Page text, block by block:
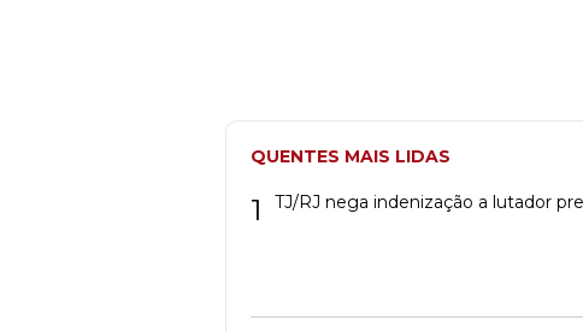
QUENTES MAIS LIDAS
1 TJ/RJ nega indenização a lutador